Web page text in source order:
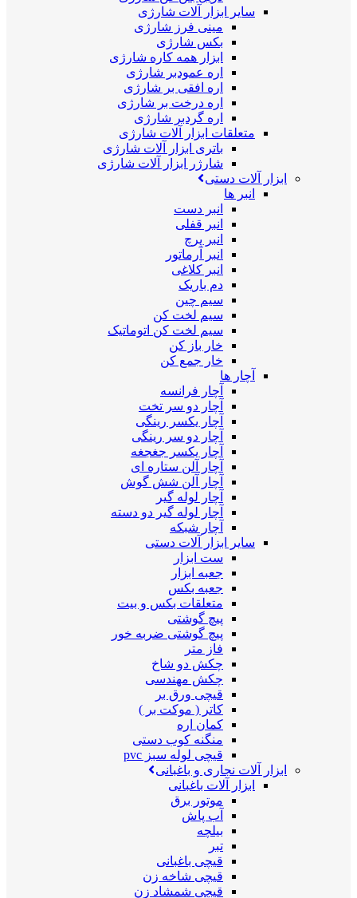
سایر ابزار آلات شارژی
مینی فرز شارژی
بکس شارژی
ابزار همه کاره شارژی
اره عمودبر شارژی
اره افقی بر شارژی
اره درخت بر شارژی
اره گردبر شارژی
متعلقات ابزار آلات شارژی
باتری ابزار آلات شارژی
شارژر ابزار آلات شارژی
ابزار آلات دستی
انبر ها
انبر دست
انبر قفلی
انبر پرچ
انبر آرماتور
انبر کلاغی
دم باریک
سیم چین
سیم لخت کن
سیم لخت کن اتوماتیک
خار باز کن
خار جمع کن
آچار ها
آچار فرانسه
آچار دو سر تخت
آچار یکسر رینگی
آچار دو سر رینگی
آچار یکسر جغجغه
آچار آلن ستاره ای
آچار آلن شش گوش
آچار لوله گیر
آچار لوله گیر دو دسته
آچار شبکه
سایر ابزار آلات دستی
ست ابزار
جعبه ابزار
جعبه بکس
متعلقات بکس و بیت
پیچ گوشتی
پیچ گوشتی ضربه خور
فاز متر
چکش دو شاخ
چکش مهندسی
قیچی ورق بر
کاتر ( موکت بر )
کمان اره
منگنه کوب دستی
قیچی لوله سبز pvc
ابزار آلات نجاری و باغبانی
ابزار آلات باغبانی
موتور برق
آب پاش
بیلچه
تبر
قیچی باغبانی
قیچی شاخه زن
قیچی شمشاد زن